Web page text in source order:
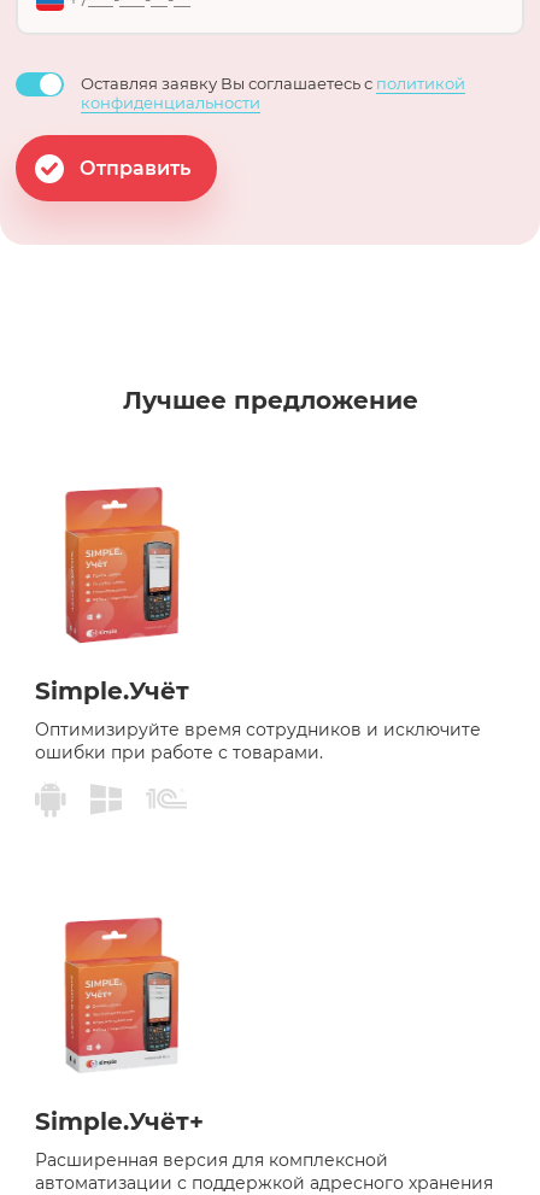
Оставляя заявку Вы соглашаетесь с политикой
конфиденциальности
Отправить
Лучшее предложение
Simple.Учёт
Оптимизируйте время сотрудников и исключите
ошибки при работе с товарами.
Simple.Учёт+
Расширенная версия для комплексной
автоматизации с поддержкой адресного хранения